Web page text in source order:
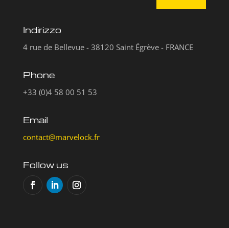
Indirizzo
4 rue de Bellevue - 38120 Saint Égrève - FRANCE
Phone
+33 (0)4 58 00 51 53
Email
contact@marvelock.fr
Follow us